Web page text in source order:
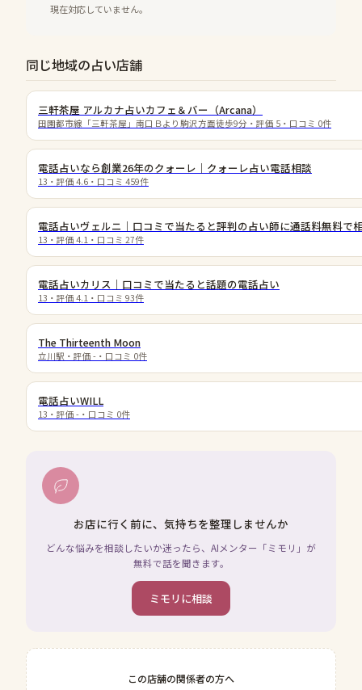
現在対応していません。
同じ地域の占い店舗
三軒茶屋 アルカナ占いカフェ＆バー（Arcana）
田園都市線「三軒茶屋」南口Ｂより駒沢方面徒歩9分 ・評価 5 ・口コミ 0件
電話占いなら創業26年のクォーレ｜クォーレ占い電話相談
13 ・評価 4.6 ・口コミ 459件
電話占いヴェルニ｜口コミで当たると評判の占い師に通話料無料で
13 ・評価 4.1 ・口コミ 27件
電話占いカリス｜口コミで当たると話題の電話占い
13 ・評価 4.1 ・口コミ 93件
The Thirteenth Moon
立川駅 ・評価 - ・口コミ 0件
電話占いWILL
13 ・評価 - ・口コミ 0件
お店に行く前に、気持ちを整理しませんか
どんな悩みを相談したいか迷ったら、AIメンター「ミモリ」が
無料で話を聞きます。
ミモリに相談
この店舗の関係者の方へ